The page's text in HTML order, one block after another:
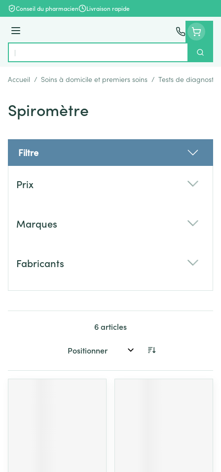
Aller au contenu
Conseil du pharmacien Livraison rapide
Menu
Rechercher
Accueil / Soins à domicile et premiers soins / Tests de diagnostic
Spiromètre
Filtre
Prix
Marques
Fabricants
6articles
Trier par: